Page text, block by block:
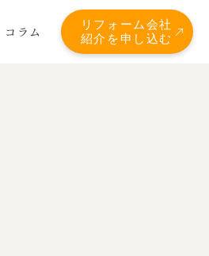
コラム
リフォーム会社
紹介を申し込む